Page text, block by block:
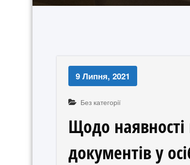
9 Липня, 2021
Без категорії
Щодо наявності
документів у